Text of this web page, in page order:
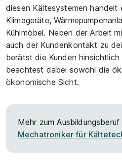
diesen Kältesystemen handelt
Klimageräte,
Kühlmöbel. Neben der Arbeit
auch der Kundenkontakt zu
berätst die Kunden
beachtest dabei sowohl die
ökonomische Sicht.
Mehr zum
Mechatroniker für